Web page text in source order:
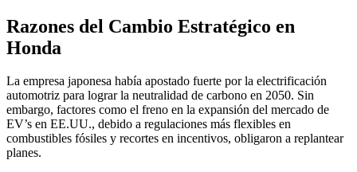
Razones del Cambio Estratégico en
Honda
La empresa japonesa había apostado fuerte por la electrificación
automotriz para lograr la neutralidad de carbono en 2050. Sin
embargo, factores como el freno en la expansión del mercado de
EV’s en EE.UU., debido a regulaciones más flexibles en
combustibles fósiles y recortes en incentivos, obligaron a replantear
planes.